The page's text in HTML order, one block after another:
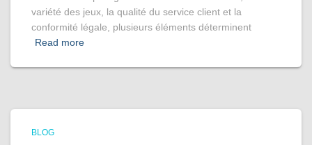
variété des jeux, la qualité du service client et la
conformité légale, plusieurs éléments déterminent
Read more
BLOG